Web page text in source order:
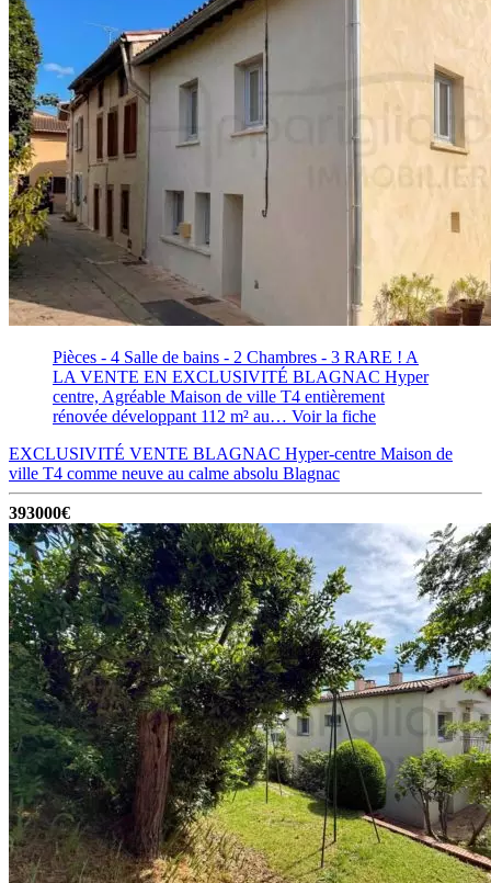
Pièces - 4 Salle de bains - 2 Chambres - 3 RARE ! A
LA VENTE EN EXCLUSIVITÉ BLAGNAC Hyper
centre, Agréable Maison de ville T4 entièrement
rénovée développant 112 m² au… Voir la fiche
EXCLUSIVITÉ VENTE BLAGNAC Hyper-centre Maison de
ville T4 comme neuve au calme absolu Blagnac
393000€